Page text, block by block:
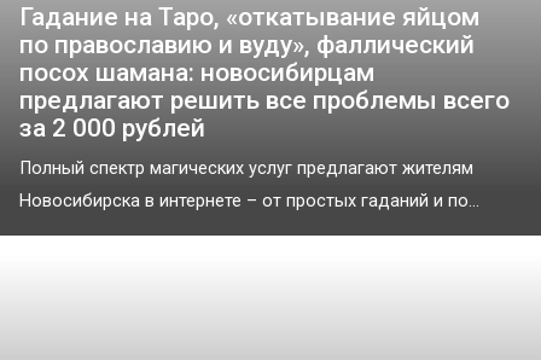
Гадание на Таро, «откатывание яйцом
по православию и вуду», фаллический
посох шамана: новосибирцам
предлагают решить все проблемы всего
за 2 000 рублей
Полный спектр магических услуг предлагают жителям
Новосибирска в интернете – от простых гаданий и по...